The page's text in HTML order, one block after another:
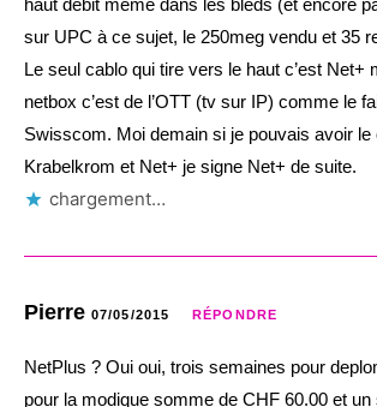
haut débit même dans les bleds (et encore
sur UPC à ce sujet, le 250meg vendu et 35
Le seul cablo qui tire vers le haut c’est Net+
netbox c’est de l’OTT (tv sur IP) comme le
Swisscom. Moi demain si je pouvais avoir le
Krabelkrom et Net+ je signe Net+ de suite.
chargement…
Pierre 07/05/2015 RÉPONDRE
NetPlus ? Oui oui, trois semaines pour
pour la modique somme de CHF 60.00 et